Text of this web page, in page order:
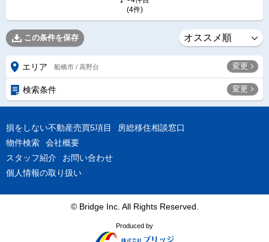
(4件)
この条件を保存
エリア 船橋市 / 高野台 変更
検索条件 変更
損をしない不動産売買5項目
房総移住相談窓口
物件検索
会社概要
スタッフ紹介
お問い合わせ
個人情報の取り扱い
© Bridge Inc. All Rights Reserved.
Produced by